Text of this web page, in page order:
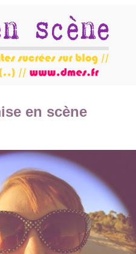
en scène